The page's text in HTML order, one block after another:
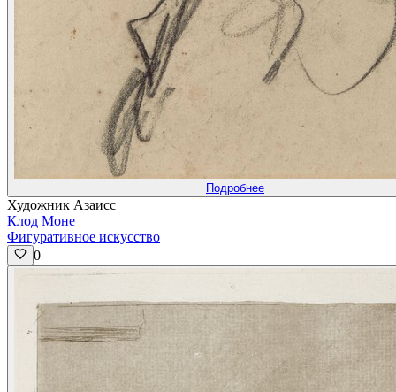
Подробнее
Художник Азаисс
Клод Моне
Фигуративное искусство
0